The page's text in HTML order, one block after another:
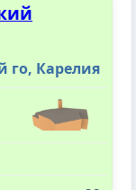
го, Карелия